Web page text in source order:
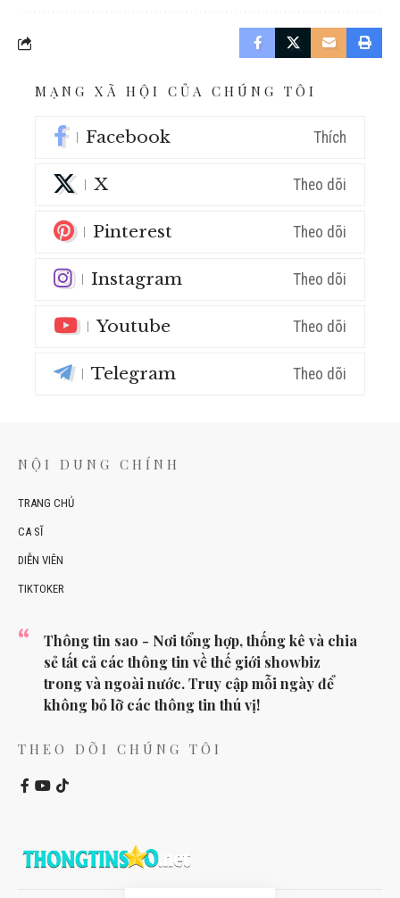
MẠNG XÃ HỘI CỦA CHÚNG TÔI
Facebook Thích
X Theo dõi
Pinterest Theo dõi
Instagram Theo dõi
Youtube Theo dõi
Telegram Theo dõi
NỘI DUNG CHÍNH
TRANG CHỦ
CA SĨ
DIỄN VIÊN
TIKTOKER
Thông tin sao - Nơi tổng hợp, thống kê và chia
sẻ tất cả các thông tin về thế giới showbiz
trong và ngoài nước. Truy cập mỗi ngày để
không bỏ lỡ các thông tin thú vị!
THEO DÕI CHÚNG TÔI